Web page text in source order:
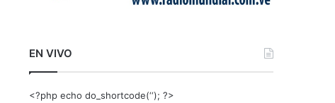
EN VIVO
<?php echo do_shortcode(‘‘); ?>